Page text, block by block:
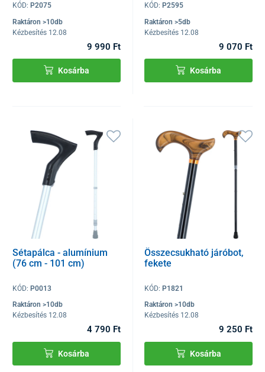
KÓD: P2075
Raktáron >10db
Kézbesítés 12.08
9 990 Ft
Kosárba
KÓD:P2595
Raktáron >5db
Kézbesítés 12.08
9 070 Ft
Kosárba
Sétapálca - alumínium
(76 cm - 101 cm)
KÓD: P0013
Raktáron >10db
Kézbesítés 12.08
4 790 Ft
Kosárba
Összecsukható járóbot,
fekete
KÓD:P1821
Raktáron >10db
Kézbesítés 12.08
9 250 Ft
Kosárba